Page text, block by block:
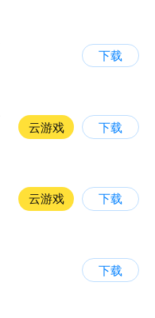
下载
云游戏 下载
云游戏 下载
下载